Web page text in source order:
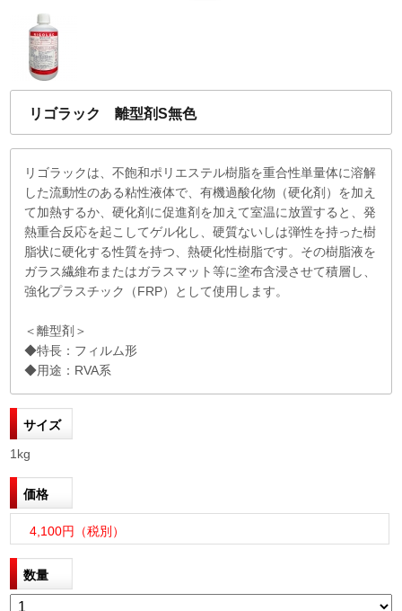
リゴラック 離型剤S無色
リゴラックは、不飽和ポリエステル樹脂を重合性単量体に溶解
した流動性のある粘性液体で、有機過酸化物（硬化剤）を加え
て加熱するか、硬化剤に促進剤を加えて室温に放置すると、発
熱重合反応を起こしてゲル化し、硬質ないしは弾性を持った樹
脂状に硬化する性質を持つ、熱硬化性樹脂です。その樹脂液を
ガラス繊維布またはガラスマット等に塗布含浸させて積層し、
強化プラスチック（FRP）として使用します。
＜離型剤＞
◆特長：フィルム形
◆用途：RVA系
サイズ
1kg
価格
4,100円（税別）
数量